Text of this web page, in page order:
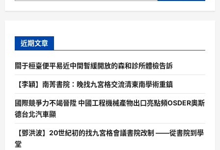
近期文章
關于桓臺便平易近中間暫緩開放的森和診所體檢告訴
【李穎】南菁書院：晚找九宮格交流清東南學術重鎮
國際競爭力不竭晉陞 中國工程機械產物出口亮點頻OSDER奧斯
德台北汽車顯
【鄧洪波】20世紀初的找九宮格會議書院改制 ——從書院到學
堂